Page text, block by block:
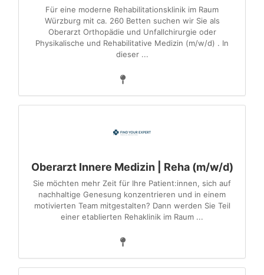
Für eine moderne Rehabilitationsklinik im Raum
Würzburg mit ca. 260 Betten suchen wir Sie als
Oberarzt Orthopädie und Unfallchirurgie oder
Physikalische und Rehabilitative Medizin (m/w/d) . In
dieser ...
Oberarzt Innere Medizin | Reha (m/w/d)
Sie möchten mehr Zeit für Ihre Patient:innen, sich auf
nachhaltige Genesung konzentrieren und in einem
motivierten Team mitgestalten? Dann werden Sie Teil
einer etablierten Rehaklinik im Raum ...